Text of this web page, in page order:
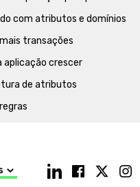
com atributos e domínios
transações
aplicação crescer
de atributos
atores da realidade